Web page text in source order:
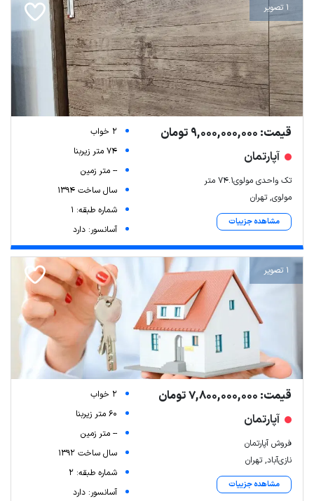
1 تصویر
قیمت: 9,000,000,000 تومان
آپارتمان
تک واحدی مولوی۷۴.۱ متر
مولوی, تهران
مشاهده جزییات
2 خواب
74 متر زیربنا
-- متر زمین
سال ساخت 1394
شماره طبقه: 1
آسانسور: دارد
1 تصویر
قیمت: 7,800,000,000 تومان
آپارتمان
فروش آپارتمان
نازی‌آباد, تهران
مشاهده جزییات
2 خواب
60 متر زیربنا
-- متر زمین
سال ساخت 1392
شماره طبقه: 2
آسانسور: دارد